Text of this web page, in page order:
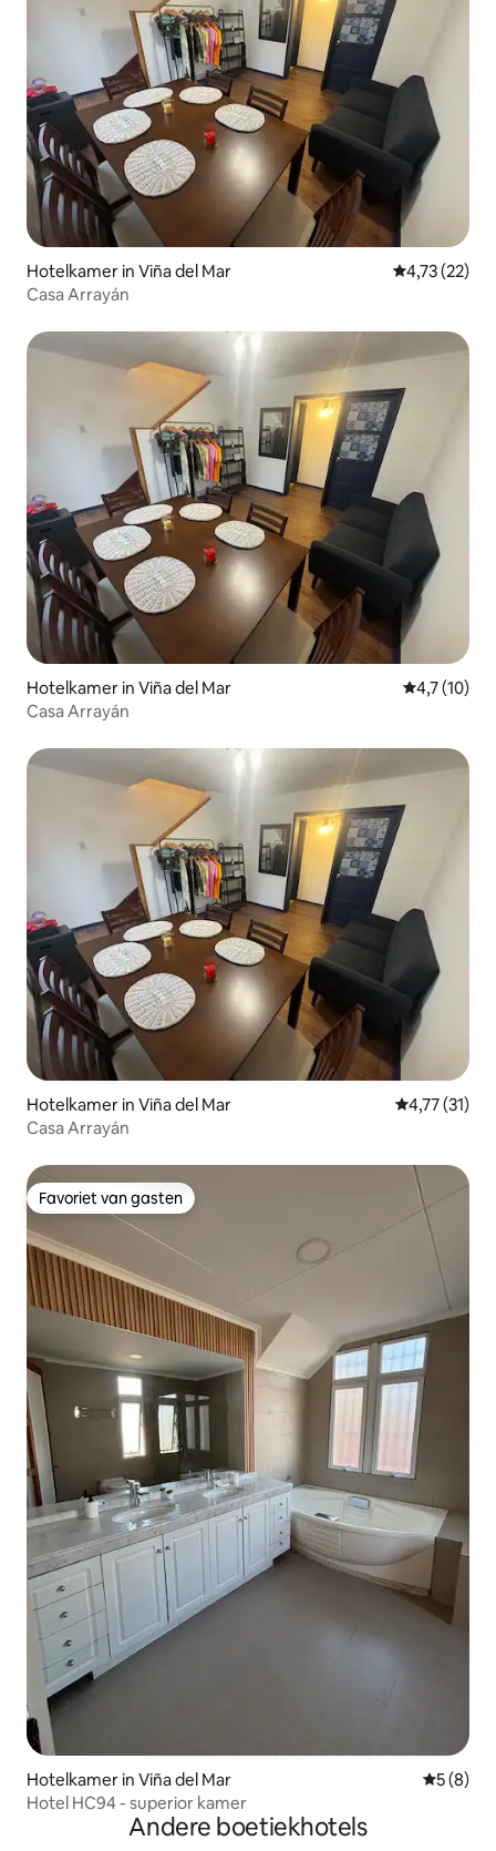
Hotelkamer in Viña del Mar Gemiddelde
4,73 (22)
Casa Arrayán
Hotelkamer in Viña del Mar
4,7 (10)
Casa Arrayán
Hotelkamer in Viña del Mar Gemiddelde
4,77 (31)
Casa Arrayán
Favoriet van gasten
Favoriet van gasten
Hotelkamer in Viña del Mar
5 (8)
Hotel HC94 - superior kamer
Andere boetiekhotels